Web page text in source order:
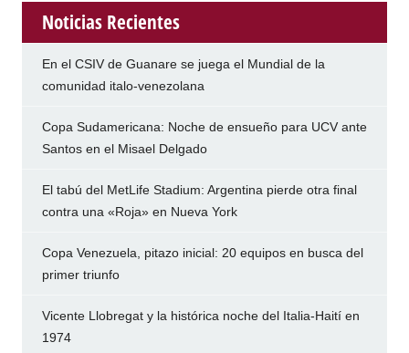
Noticias Recientes
En el CSIV de Guanare se juega el Mundial de la
comunidad italo-venezolana
Copa Sudamericana: Noche de ensueño para UCV ante
Santos en el Misael Delgado
El tabú del MetLife Stadium: Argentina pierde otra final
contra una «Roja» en Nueva York
Copa Venezuela, pitazo inicial: 20 equipos en busca del
primer triunfo
Vicente Llobregat y la histórica noche del Italia-Haití en
1974